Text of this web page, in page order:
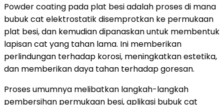
Powder coating pada plat besi adalah proses di mana
bubuk cat elektrostatik disemprotkan ke permukaan
plat besi, dan kemudian dipanaskan untuk membentuk
lapisan cat yang tahan lama. Ini memberikan
perlindungan terhadap korosi, meningkatkan estetika,
dan memberikan daya tahan terhadap goresan.
Proses umumnya melibatkan langkah-langkah
pembersihan permukaan besi, aplikasi bubuk cat